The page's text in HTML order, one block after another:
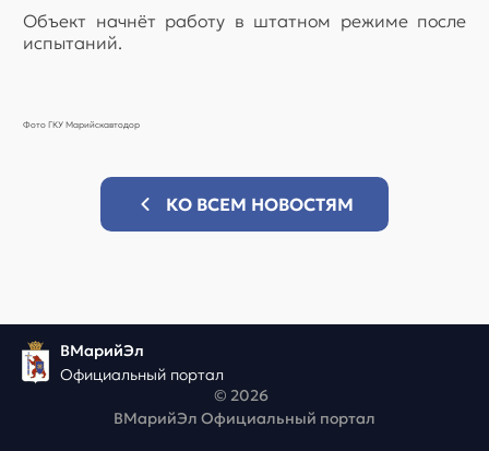
Объект начнёт работу в штатном режиме после
испытаний.
Фото ГКУ Марийскавтодор
КО ВСЕМ НОВОСТЯМ
ВМарийЭл
Официальный портал
© 2026
ВМарийЭл Официальный портал